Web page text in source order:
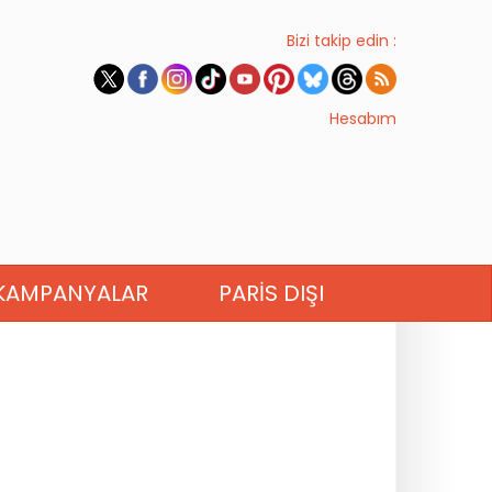
Bizi takip edin :
Hesabım
PARIS DIŞI